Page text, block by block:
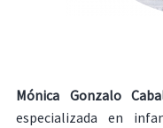
Mónica Gonzalo
especializada en